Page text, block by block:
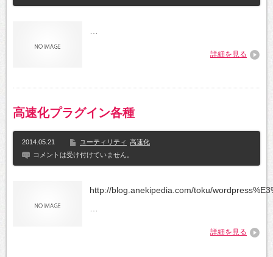
…
詳細を見る
高速化プラグイン各種
2014.05.21 ユーティリティ 高速化
コメントは受け付けていません。
http://blog.anekipedia.com/toku/
詳細を見る